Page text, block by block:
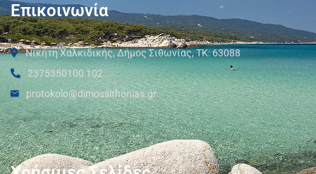
Επικοινωνία
Νικήτη Χαλκιδικής, Δήμος Σιθωνίας, ΤΚ: 63088
2375350100 102
protokolo@dimossithonias.gr